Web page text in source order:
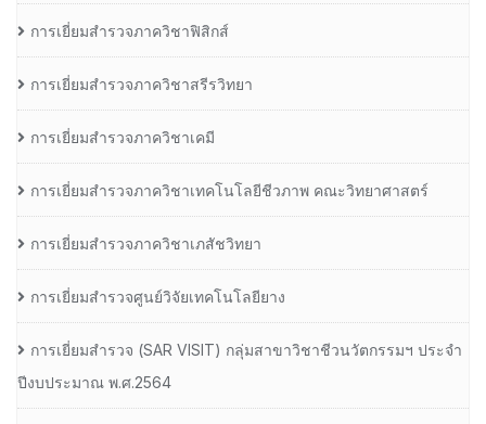
การเยี่ยมสำรวจภาควิชาฟิสิกส์
การเยี่ยมสำรวจภาควิชาสรีรวิทยา
การเยี่ยมสำรวจภาควิชาเคมี
การเยี่ยมสำรวจภาควิชาเทคโนโลยีชีวภาพ คณะวิทยาศาสตร์
การเยี่ยมสำรวจภาควิชาเภสัชวิทยา
การเยี่ยมสำรวจศูนย์วิจัยเทคโนโลยียาง
การเยี่ยมสํารวจ (SAR VISIT) กลุ่มสาขาวิชาชีวนวัตกรรมฯ ประจํา
ปีงบประมาณ พ.ศ.2564